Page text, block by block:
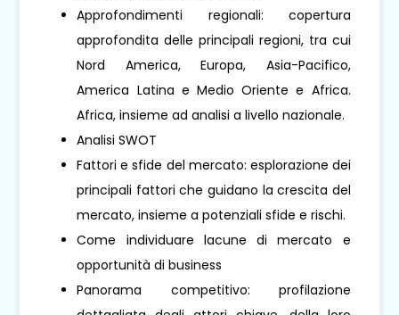
Approfondimenti regionali: copertura
approfondita delle principali regioni, tra cui
Nord America, Europa, Asia-Pacifico,
America Latina e Medio Oriente e Africa.
Africa, insieme ad analisi a livello nazionale.
Analisi SWOT
Fattori e sfide del mercato: esplorazione dei
principali fattori che guidano la crescita del
mercato, insieme a potenziali sfide e rischi.
Come individuare lacune di mercato e
opportunità di business
Panorama competitivo: profilazione